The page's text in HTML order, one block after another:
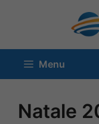
contenuto
Menu
Natale